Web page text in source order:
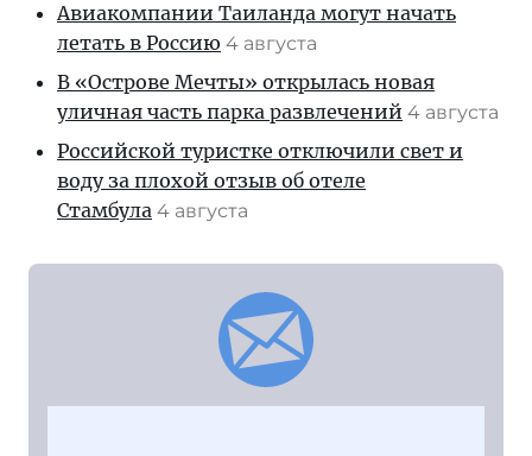
Авиакомпании Таиланда могут начать
летать в Россию 4 августа
В «Острове Мечты» открылась новая
уличная часть парка развлечений 4 августа
Российской туристке отключили свет и
воду за плохой отзыв об отеле
Стамбула 4 августа